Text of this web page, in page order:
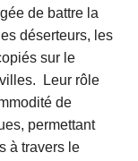
de battre la
déserteurs, les
sur le
Leur rôle
de
permettant
à travers le